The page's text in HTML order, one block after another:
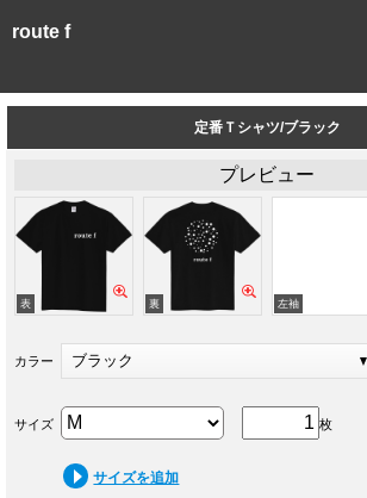
route f
定番Ｔシャツ/ブラック
プレビュー
カラー ブラック
枚
サイズ
サイズを追加